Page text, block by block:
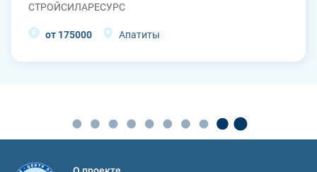
СТРОЙСИЛАРЕСУРС
от 175000 Апатиты